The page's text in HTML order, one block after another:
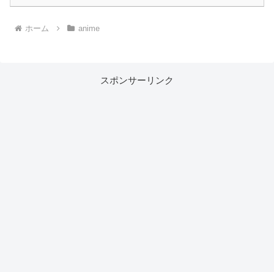
ホーム anime
スポンサーリンク